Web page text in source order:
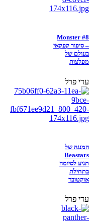
Monster #8
– סיפור קפקאי
בעולם של
מפלצות
עדי פרל
המנגה של
Beastars
תגיע לסיומה
בתחילת
אוקטובר
עדי פרל